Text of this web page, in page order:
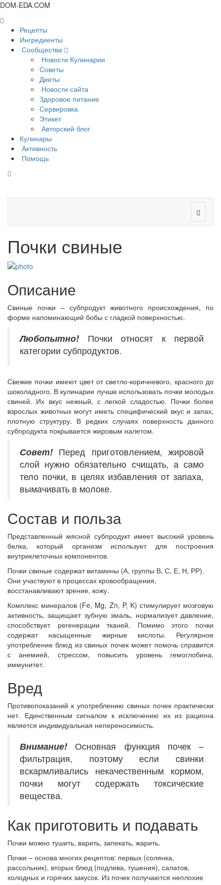
DOM-EDA.COM
Рецепты
Ингредиенты
Сообщества
Новости Кулинарии
Советы
Диеты
Новости сайта
Здоровое питание
Сервировка
Этикет
Авторский блог
Кулинары
Активность
Помощь
Почки свиные
Описание
Свиные почки – субпродукт животного происхождения, по
форме напоминающий бобы с гладкой поверхностью.
Любопытно!Почки относят к первой
категории субпродуктов.
Свежие почки имеют цвет от светло-коричневого, красного до
шоколадного. В кулинарии лучше использовать почки молодых
свиней. Их вкус нежный, с легкой сладостью. Почки более
взрослых животных могут иметь специфический вкус и запах,
плотную структуру. В редких случаях поверхность данного
субпродукта покрывается жировым налетом.
Совет!Перед приготовлением, жировой
слой нужно обязательно счищать, а само
тело почки, в целях избавления от запаха,
вымачивать в молоке.
Состав и польза
Представленный мясной субпродукт имеет высокий уровень
белка, который организм использует для построения
внутриклеточных компонентов.
Почки свиные содержат витамины (А, группы В, С, Е, Н, РР).
Они участвуют в процессах кровообращения,
восстанавливают зрение, кожу.
Комплекс минералов (Fe, Mg, Zn, P, K) стимулирует мозговую
активность, защищает зубную эмаль, нормализует давление,
способствует регенерации тканей. Помимо этого почки
содержат насыщенные жирные кислоты. Регулярное
употребление блюд из свиных почек может помочь справится
с анемией, стрессом, повысить уровень гемоглобина,
иммунитет.
Вред
Противопоказаний к употреблению свиных почек практически
нет. Единственным сигналом к исключению их из рациона
является индивидуальная непереносимость.
Внимание!Основная функция почек –
фильтрация, поэтому если свинки
вскармливались некачественным кормом,
почки могут содержать токсические
вещества.
Как приготовить и подавать
Почки можно тушить, варить, запекать, жарить.
Почки – основа многих рецептов: первых (солянка,
рассольник), вторых блюд (подлива, тушения), салатов,
холодных и горячих закусок. Из почек получаются неплохие